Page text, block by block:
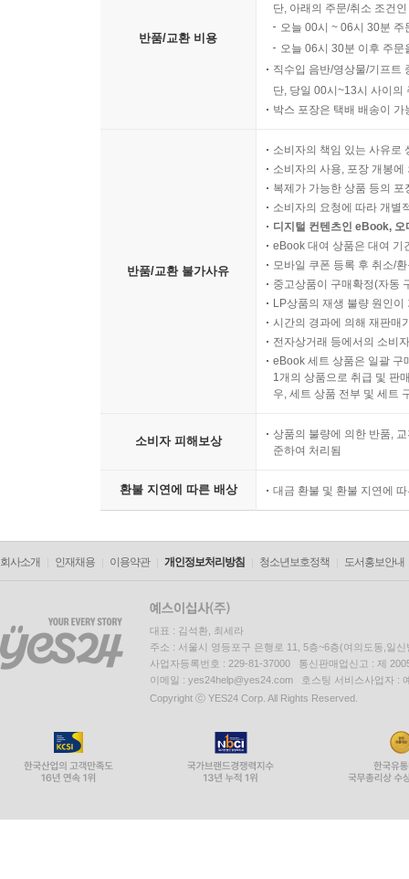
반품/교환 비용
단, 아래의 주문/취소 조건
오늘 00시 ~ 06시 30분
오늘 06시 30분 이후 주
직수입 음반/영상물/기프트
단, 당일 00시~13시 사이의
박스 포장은 택배 배송이
반품/교환 불가사유
소비자의 책임 있는 사유로
소비자의 사용, 포장 개봉
복제가 가능한 상품 등의
소비자의 요청에 따라 개별
디지털 컨텐츠인 eBook,
eBook 대여 상품은 대여 기
모바일 쿠폰 등록 후 취소/
중고상품이 구매확정(자동
LP상품의 재생 불량 원인
시간의 경과에 의해 재판매
전자상거래 등에서의 소비
eBook 세트 상품은 일괄 구
1개의 상품으로 취급 및 판
우, 세트 상품 전부 및 세트
소비자 피해보상
상품의 불량에 의한 반품,
준하여 처리됨
환불 지연에 따른 배상 대금 환불 및 환불 지연에
회사소개 인재채용 이용약관 개인정보처리방침 청소년보호정책 도서홍보안내
대표 : 김석환, 최세라
주소 : 서울시 영등포구 은행로 11, 5층~6층(여의도동,일신
사업자등록번호 : 229-81-37000 통신판매업신고 : 제
이메일 : yes24help@yes24.com 호스팅 서비스사업자 :
Copyright ⓒ YES24 Corp. All Rights Reserved.